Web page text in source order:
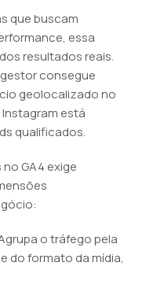
que buscam
essa
resultados reais.
consegue
geolocalizado no
está
qualificados.
GA4 exige
o tráfego pela
do formato da mídia,